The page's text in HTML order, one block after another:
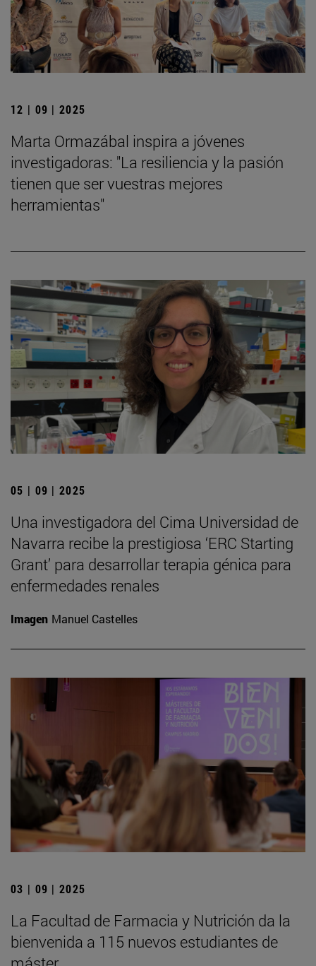
12 | 09 | 2025
Marta Ormazábal inspira a jóvenes
investigadoras: "La resiliencia y la pasión
tienen que ser vuestras mejores
herramientas"
05 | 09 | 2025
Una investigadora del Cima Universidad de
Navarra recibe la prestigiosa ‘ERC Starting
Grant’ para desarrollar terapia génica para
enfermedades renales
Imagen Manuel Castelles
03 | 09 | 2025
La Facultad de Farmacia y Nutrición da la
bienvenida a 115 nuevos estudiantes de